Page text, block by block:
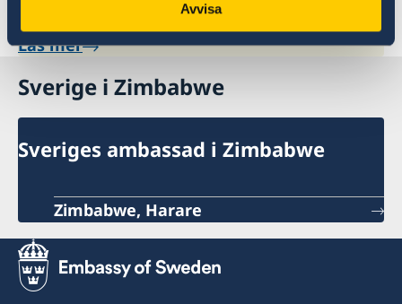
Avvisa
Läs mer
Sverige i Zimbabwe
Sveriges ambassad i Zimbabwe
Zimbabwe, Harare